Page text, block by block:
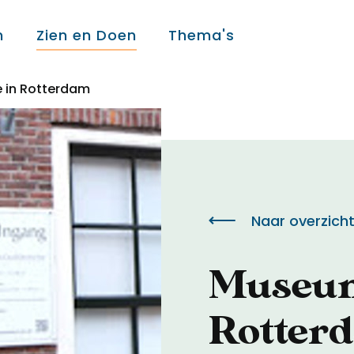
Zien en Doen Thema's
Over ons
Over ons
Colofon
Contact
Onderwijs
in Rotterdam
Naar overzicht